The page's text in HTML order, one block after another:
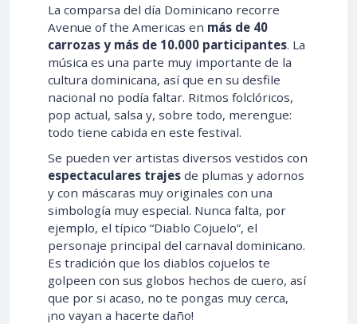
La comparsa del día Dominicano recorre
Avenue of the Americas en más de 40
carrozas y más de 10.000 participantes. La
música es una parte muy importante de la
cultura dominicana, así que en su desfile
nacional no podía faltar. Ritmos folclóricos,
pop actual, salsa y, sobre todo, merengue:
todo tiene cabida en este festival.
Se pueden ver artistas diversos vestidos con
espectaculares trajes de plumas y adornos
y con máscaras muy originales con una
simbología muy especial. Nunca falta, por
ejemplo, el típico “Diablo Cojuelo”, el
personaje principal del carnaval dominicano.
Es tradición que los diablos cojuelos te
golpeen con sus globos hechos de cuero, así
que por si acaso, no te pongas muy cerca,
¡no vayan a hacerte daño!